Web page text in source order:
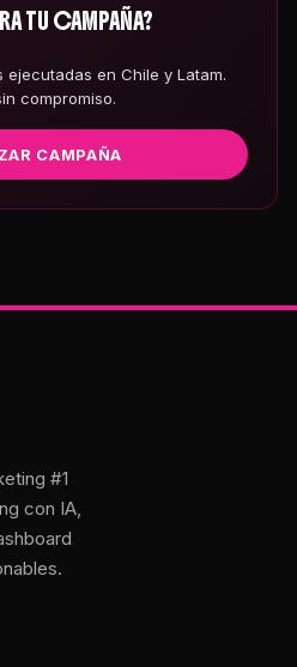
TU CAMPAÑA?
en Chile y Latam.
compromiso.
CAMPAÑA
#1
con IA,